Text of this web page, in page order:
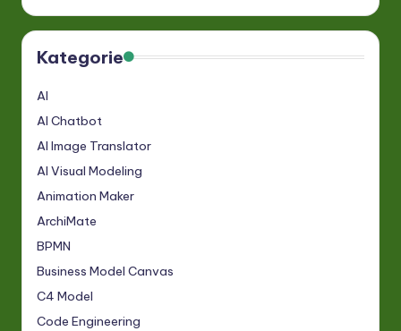
Kategorie
AI
AI Chatbot
AI Image Translator
AI Visual Modeling
Animation Maker
ArchiMate
BPMN
Business Model Canvas
C4 Model
Code Engineering